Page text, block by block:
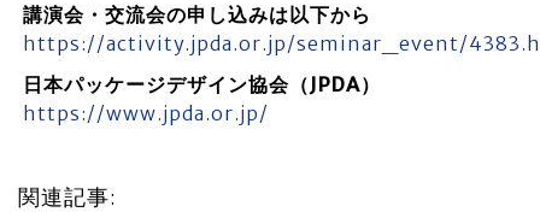
講演会・交流会の申し込みは以下から
https://activity.jpda.or.jp/seminar_event/
日本パッケージデザイン協会（JPDA）
https://www.jpda.or.jp/
関連記事: